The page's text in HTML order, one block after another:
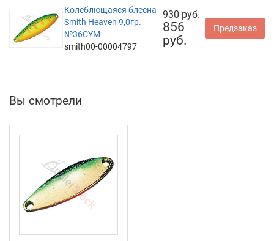
Колеблющаяся блесна
Smith Heaven 9,0гр.
№36CYM
smith00-00004797
930 руб.
856
руб.
Предзаказ
Вы смотрели